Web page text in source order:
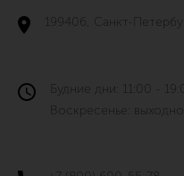
199406, Санкт-
Будние дни: 11:00 -
Воскресенье: